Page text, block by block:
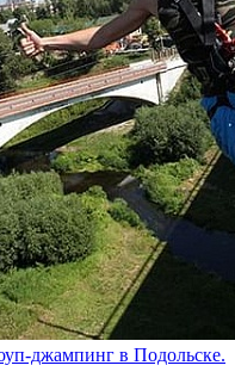
джампинг в Подольске.